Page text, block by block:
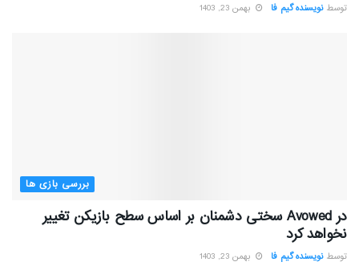
توسط نویسنده گیم فا بهمن 23, 1403
بررسی بازی ها
در Avowed سختی دشمنان بر اساس سطح بازیکن تغییر
نخواهد کرد
توسط نویسنده گیم فا بهمن 23, 1403